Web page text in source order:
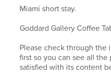
Miami short stay.
Goddard Gallery Coffee
Please check through the
first so you can see all
satisfied with its content